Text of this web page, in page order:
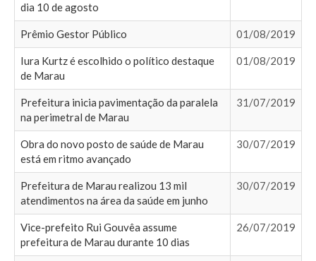
dia 10 de agosto
Prêmio Gestor Público 01/08/2019
Iura Kurtz é escolhido o político destaque
de Marau
01/08/2019
Prefeitura inicia pavimentação da paralela
na perimetral de Marau
31/07/2019
Obra do novo posto de saúde de Marau
está em ritmo avançado
30/07/2019
Prefeitura de Marau realizou 13 mil
atendimentos na área da saúde em junho
30/07/2019
Vice-prefeito Rui Gouvêa assume
prefeitura de Marau durante 10 dias
26/07/2019